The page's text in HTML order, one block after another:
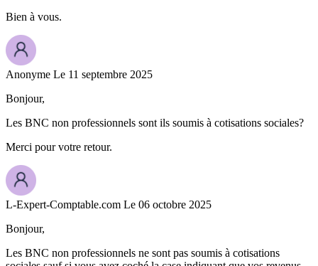
Bien à vous.
Anonyme Le 11 septembre 2025
Bonjour,
Les BNC non professionnels sont ils soumis à cotisations sociales?
Merci pour votre retour.
L-Expert-Comptable.com Le 06 octobre 2025
Bonjour,
Les BNC non professionnels ne sont pas soumis à cotisations